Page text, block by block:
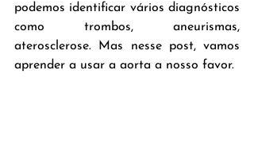
podemos identificar vários diagnósticos
como trombos, aneurismas,
aterosclerose. Mas nesse post, vamos
aprender a usar a aorta a nosso favor.